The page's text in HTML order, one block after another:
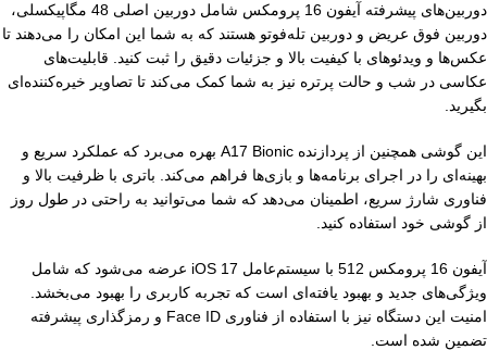
دوربین‌های پیشرفته آیفون 16 پرومکس شامل دوربین اصلی 48 مگاپیکسلی،
دوربین فوق عریض و دوربین تله‌فوتو هستند که به شما این امکان را می‌دهند تا
عکس‌ها و ویدئوهای با کیفیت بالا و جزئیات دقیق را ثبت کنید. قابلیت‌های
عکاسی در شب و حالت پرتره نیز به شما کمک می‌کند تا تصاویر خیره‌کننده‌ای
بگیرید.
این گوشی همچنین از پردازنده A17 Bionic بهره می‌برد که عملکرد سریع و
بهینه‌ای را در اجرای برنامه‌ها و بازی‌ها فراهم می‌کند. باتری با ظرفیت بالا و
فناوری شارژ سریع، اطمینان می‌دهد که شما می‌توانید به راحتی در طول روز
از گوشی خود استفاده کنید.
آیفون 16 پرومکس 512 با سیستم‌عامل iOS 17 عرضه می‌شود که شامل
ویژگی‌های جدید و بهبود یافته‌ای است که تجربه کاربری را بهبود می‌بخشد.
امنیت این دستگاه نیز با استفاده از فناوری Face ID و رمزگذاری پیشرفته
تضمین شده است.